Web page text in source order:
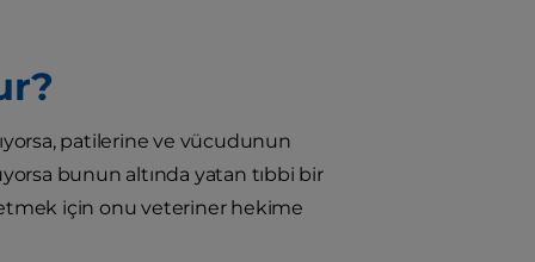
patilerine ve vücudunun
bunun altında yatan tıbbi bir
etmek için onu veteriner hekime